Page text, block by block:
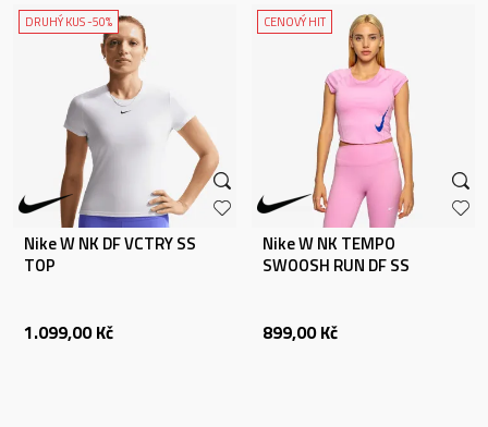
DRUHÝ KUS -50%
Nike W NK DF VCTRY SS
TOP
1.099,00 Kč
CENOVÝ HIT
Nike W NK TEMPO
SWOOSH RUN DF SS
899,00 Kč